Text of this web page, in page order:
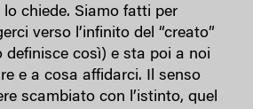
lo chiede. Siamo fatti per
verso l’infinito del “creato”
definisce così) e sta poi a noi
e a cosa affidarci. Il senso
scambiato con l’istinto, quel